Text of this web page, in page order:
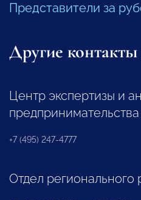
Представители за
Другие контакты
Центр экспертизы и
предпринимательства
+7 (495) 247-4777
Отдел регионального